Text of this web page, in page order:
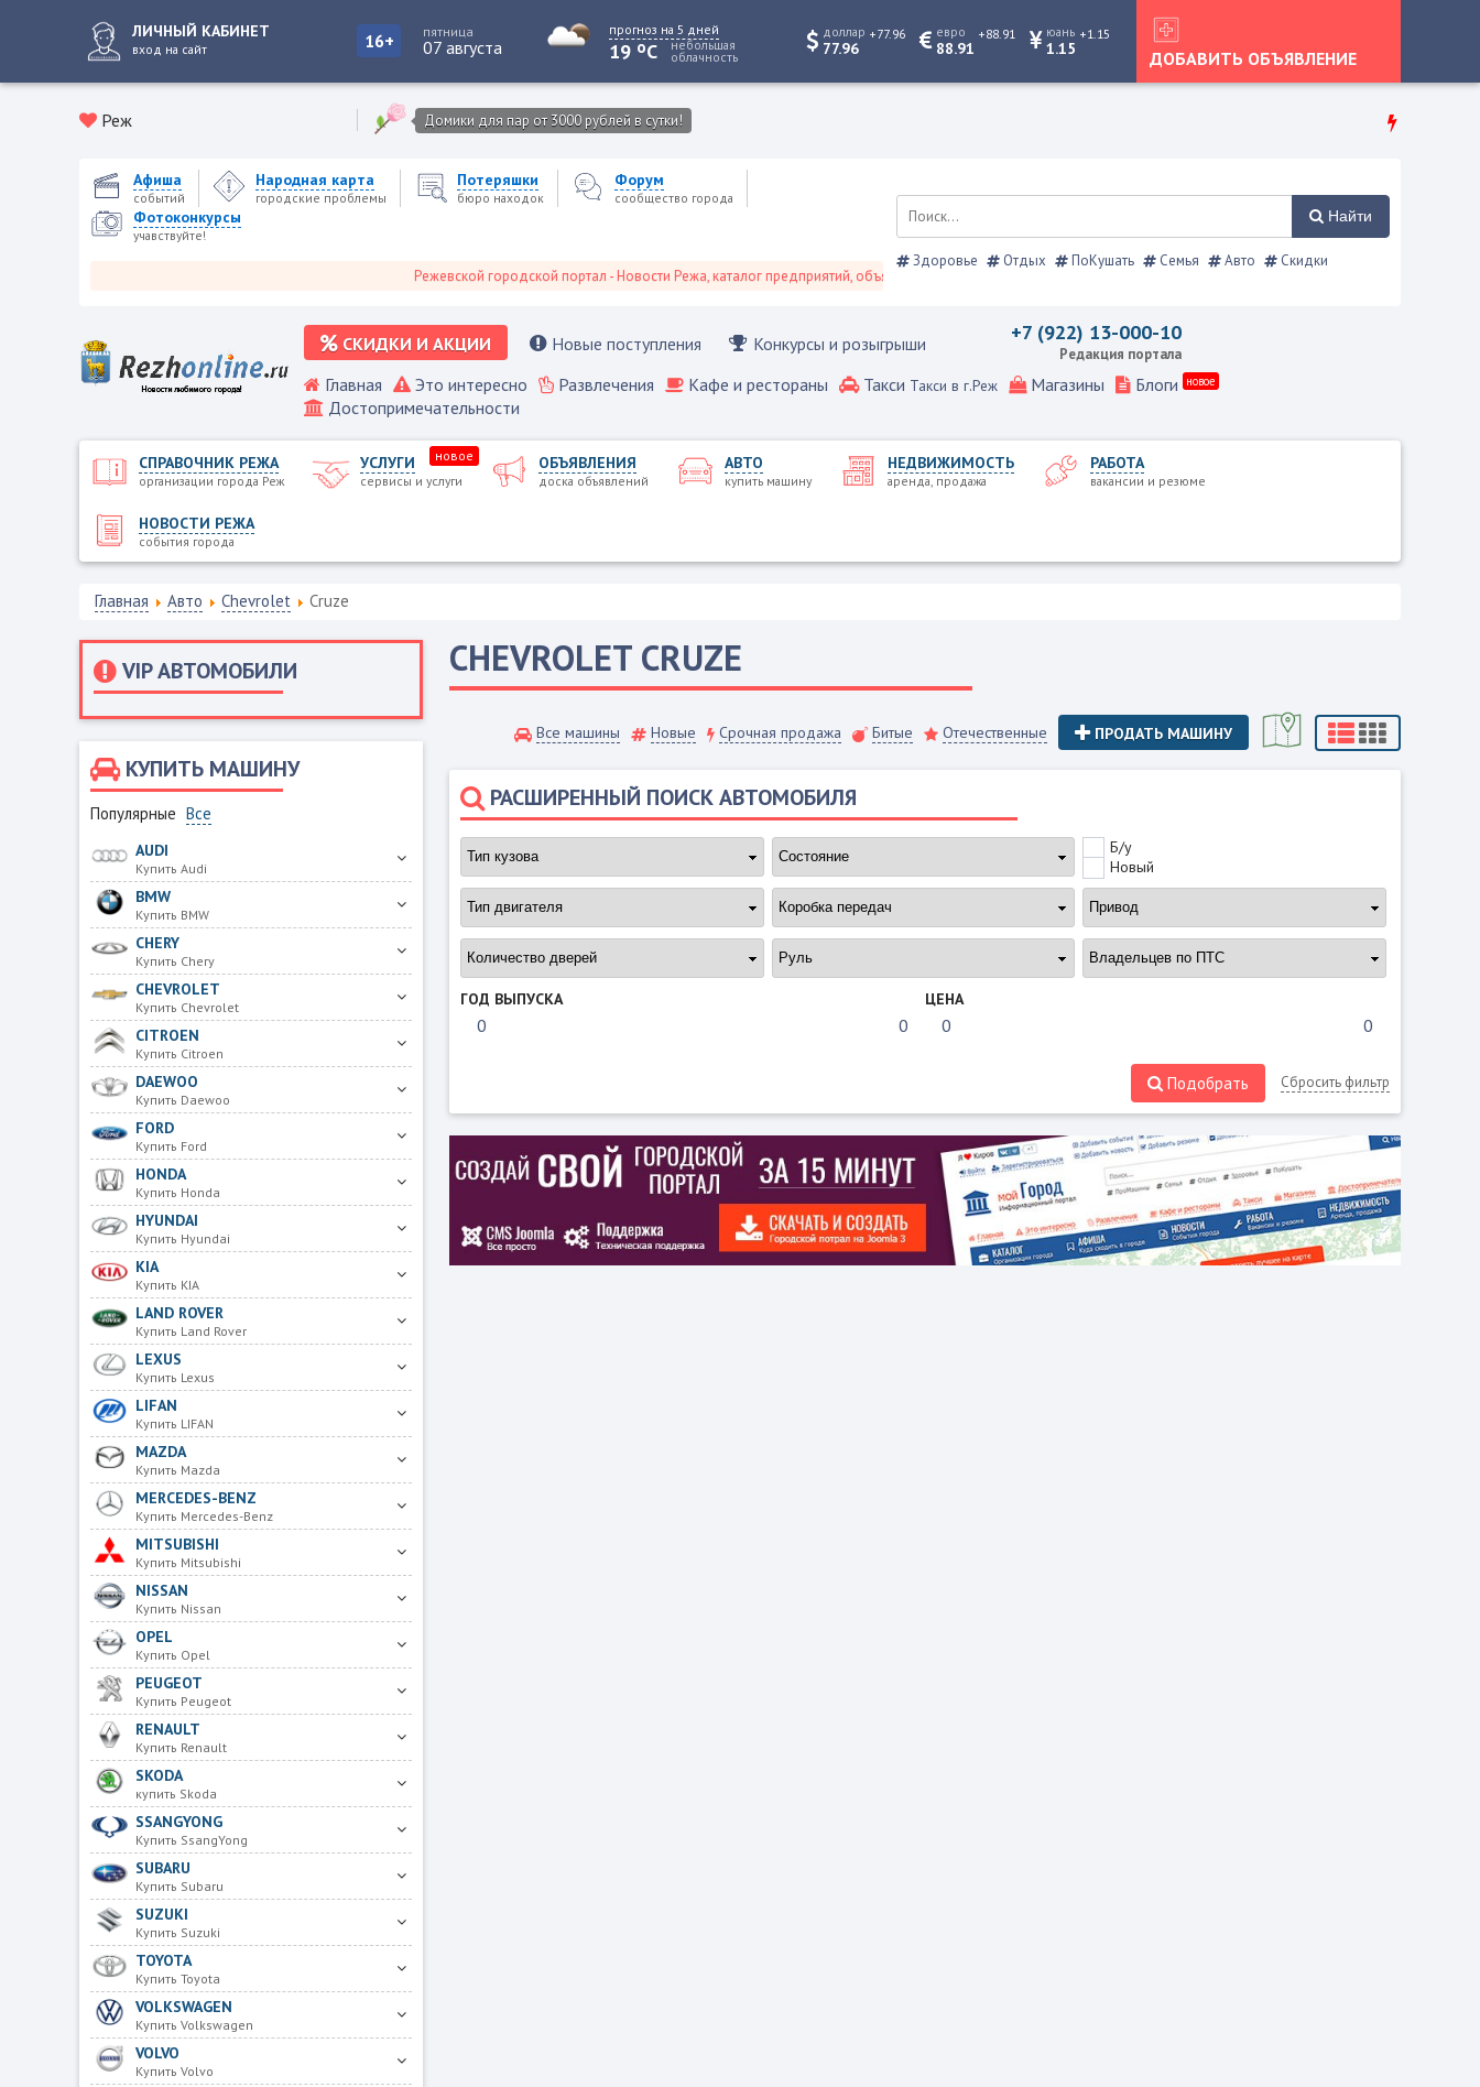
ЛИЧНЫЙ КАБИНЕТ
вход на сайт 16+ пятница
07 августа
прогноз на 5 дней
19 oC небольшая
облачность
доллар
77.96
+77.96 евро
88.91
+88.91 юань
1.15
+1.15
ДОБАВИТЬ ОБЪЯВЛЕНИЕ
Реж Домики для пар от 3000 рублей в сутки!
Афиша
событий
Народная карта
городские проблемы
Потеряшки
бюро находок
Форум
сообщество города
Фотоконкурсы
учавствуйте!
Режевской городской портал - Новости Режа, каталог предприятий, объявления, Режевской справочник
Найти
Здоровье Отдых ПоКушать Семья Авто Скидки
СКИДКИ И АКЦИИ Новые поступления Конкурсы и розыгрыши +7 (922) 13-000-10
Редакция портала
Главная Это интересно Развлечения Кафе и рестораны Такси Такси в г.Реж Магазины Блоги новое
Достопримечательности
СПРАВОЧНИК РЕЖА
организации города Реж
УСЛУГИ
сервисы и услуги
новое ОБЪЯВЛЕНИЯ
доска объявлений
АВТО
купить машину
НЕДВИЖИМОСТЬ
аренда, продажа
РАБОТА
вакансии и резюме
НОВОСТИ РЕЖА
события города
Главная Авто Chevrolet Cruze
VIP АВТОМОБИЛИ
КУПИТЬ МАШИНУ
Популярные Все
AUDI
Купить Audi
BMW
Купить BMW
CHERY
Купить Chery
CHEVROLET
Купить Chevrolet
CITROEN
Купить Citroen
DAEWOO
Купить Daewoo
FORD
Купить Ford
HONDA
Купить Honda
HYUNDAI
Купить Hyundai
KIA
Купить KIA
LAND ROVER
Купить Land Rover
LEXUS
Купить Lexus
LIFAN
Купить LIFAN
MAZDA
Купить Mazda
MERCEDES-BENZ
Купить Mercedes-Benz
MITSUBISHI
Купить Mitsubishi
NISSAN
Купить Nissan
OPEL
Купить Opel
PEUGEOT
Купить Peugeot
RENAULT
Купить Renault
SKODA
купить Skoda
SSANGYONG
Купить SsangYong
SUBARU
Купить Subaru
SUZUKI
Купить Suzuki
TOYOTA
Купить Toyota
VOLKSWAGEN
Купить Volkswagen
VOLVO
Купить Volvo
CHEVROLET CRUZE
Все машины Новые Срочная продажа Битые Отечественные ПРОДАТЬ МАШИНУ
РАСШИРЕННЫЙ ПОИСК АВТОМОБИЛЯ
Б/у
Новый
ГОД ВЫПУСКА ЦЕНА
Подобрать Сбросить фильтр